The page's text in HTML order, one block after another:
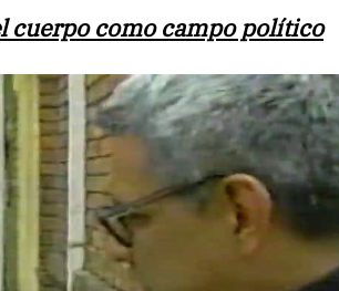
cuerpo como campo político